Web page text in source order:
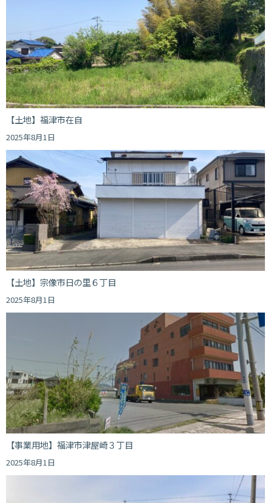
【土地】福津市在自
2025年8月1日
【土地】宗像市日の里６丁目
2025年8月1日
【事業用地】福津市津屋崎３丁目
2025年8月1日